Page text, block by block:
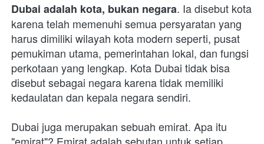
Dubai adalah kota, bukan negara. Ia disebut kota
karena telah memenuhi semua persyaratan yang
harus dimiliki wilayah kota modern seperti, pusat
pemukiman utama, pemerintahan lokal, dan fungsi
perkotaan yang lengkap. Kota Dubai tidak bisa
disebut sebagai negara karena tidak memiliki
kedaulatan dan kepala negara sendiri.
Dubai juga merupakan sebuah emirat. Apa itu